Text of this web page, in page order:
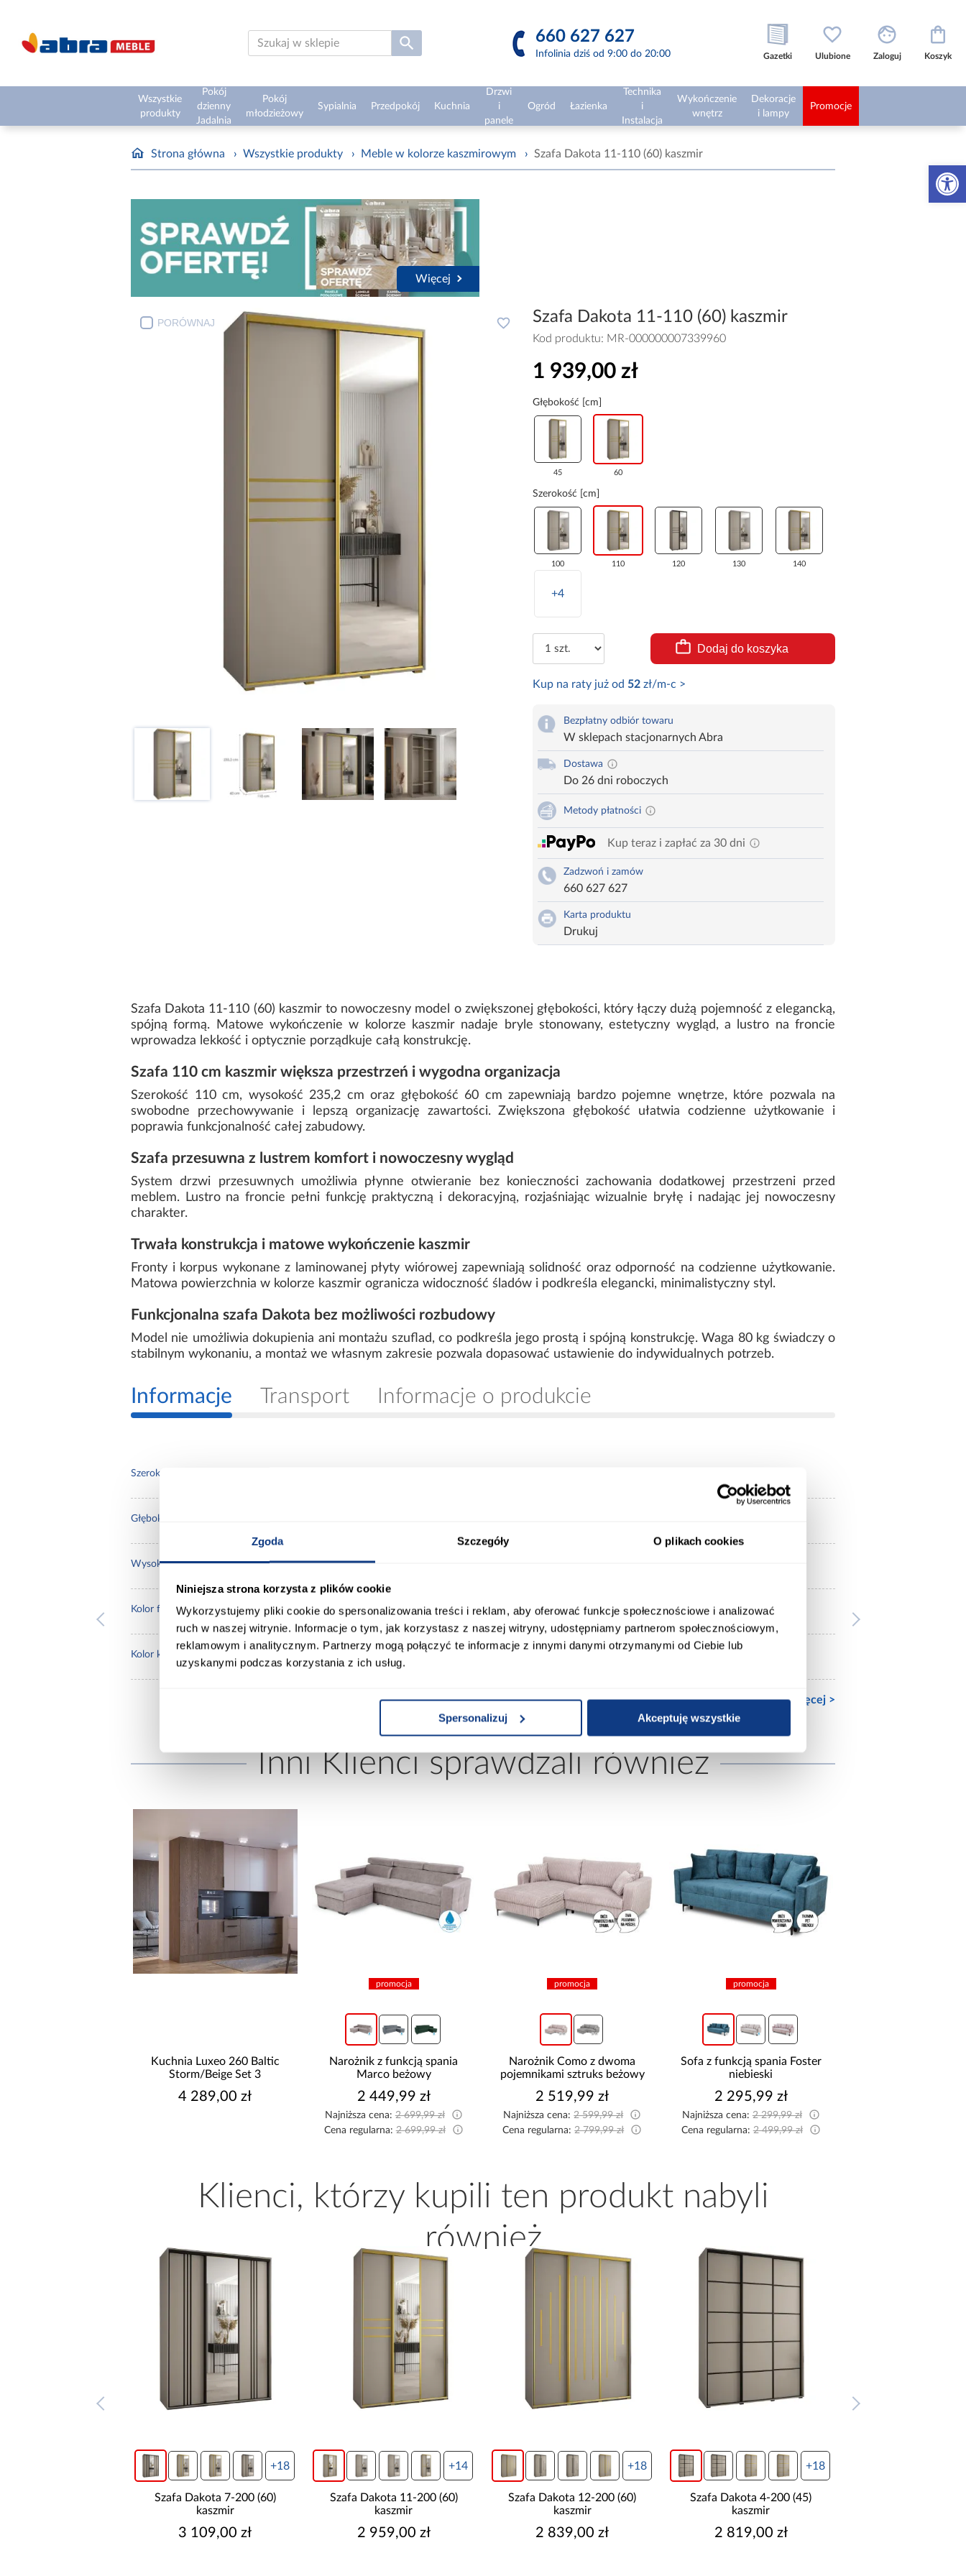
Zgoda Szczegóły O plikach cookies
Niniejsza strona korzysta z plików cookie
Wykorzystujemy pliki cookie do spersonalizowania treści i reklam, aby oferować funkcje społecznościowe i analizować
ruch w naszej witrynie. Informacje o tym, jak korzystasz z naszej witryny, udostępniamy partnerom społecznościowym,
reklamowym i analitycznym. Partnerzy mogą połączyć te informacje z innymi danymi otrzymanymi od Ciebie lub
uzyskanymi podczas korzystania z ich usług.
Spersonalizuj Akceptuję wszystkie
Otwórz
660 627 627
Infolinia dziś od 9:00 do 20:00 Gazetki Ulubione Zaloguj Koszyk
Wszystkie
produkty
Pokój
dzienny
Jadalnia
Pokój
młodzieżowy
Sypialnia Przedpokój Kuchnia
Drzwi
i
panele
Ogród Łazienka
Technika
i
Instalacja
Wykończenie
wnętrz
Dekoracje
i lampy
Promocje
Strona główna › Wszystkie produkty › Meble w kolorze kaszmirowym › Szafa Dakota 11-110 (60) kaszmir
Więcej
PORÓWNAJ Szafa Dakota 11-110 (60) kaszmir
Kod produktu: MR-000000007339960
1 939,00 zł
Głębokość [cm]
45 60
Szerokość [cm]
100 110 120 130 140
+4
Dodaj do koszyka
Kup na raty już od 52zł/m-c >
Bezpłatny odbiór towaru
W sklepach stacjonarnych Abra
Dostawa
Do 26 dni roboczych
Metody płatności
Kup teraz i zapłać za 30 dni
Zadzwoń i zamów
660 627 627
Karta produktu
Drukuj
Szafa Dakota 11-110 (60) kaszmir to nowoczesny model o zwiększonej głębokości, który łączy dużą pojemność z elegancką,
spójną formą. Matowe wykończenie w kolorze kaszmir nadaje bryle stonowany, estetyczny wygląd, a lustro na froncie
wprowadza lekkość i optycznie porządkuje całą konstrukcję.
Szafa 110 cm kaszmir większa przestrzeń i wygodna organizacja
Szerokość 110 cm, wysokość 235,2 cm oraz głębokość 60 cm zapewniają bardzo pojemne wnętrze, które pozwala na
swobodne przechowywanie i lepszą organizację zawartości. Zwiększona głębokość ułatwia codzienne użytkowanie i
poprawia funkcjonalność całej zabudowy.
Szafa przesuwna z lustrem komfort i nowoczesny wygląd
System drzwi przesuwnych umożliwia płynne otwieranie bez konieczności zachowania dodatkowej przestrzeni przed
meblem. Lustro na froncie pełni funkcję praktyczną i dekoracyjną, rozjaśniając wizualnie bryłę i nadając jej nowoczesny
charakter.
Trwała konstrukcja i matowe wykończenie kaszmir
Fronty i korpus wykonane z laminowanej płyty wiórowej zapewniają solidność oraz odporność na codzienne użytkowanie.
Matowa powierzchnia w kolorze kaszmir ogranicza widoczność śladów i podkreśla elegancki, minimalistyczny styl.
Funkcjonalna szafa Dakota bez możliwości rozbudowy
Model nie umożliwia dokupienia ani montażu szuflad, co podkreśla jego prostą i spójną konstrukcję. Waga 80 kg świadczy o
stabilnym wykonaniu, a montaż we własnym zakresie pozwala dopasować ustawienie do indywidualnych potrzeb.
Informacje Transport Informacje o produkcie
Szerokość [cm]:
Głębokość [cm]:
Wysokość [cm]: 235.20
Kolor frontów: kaszmir
Kolor korpusu: kaszmir
Wykończenie frontów: mat
Wykończenie korpusu:
Zobacz więcej >
Inni Klienci sprawdzali również
Kuchnia Luxeo 260 Baltic
Storm/Beige Set 3
4 289,00 zł
promocja
Narożnik z funkcją spania
Marco beżowy
2 449,99 zł
Najniższa cena:2 699,99 zł
Cena regularna:2 699,99 zł
promocja
Narożnik Como z dwoma
pojemnikami sztruks beżowy
2 519,99 zł
Najniższa cena:2 599,99 zł
Cena regularna:2 799,99 zł
promocja
Sofa z funkcją spania Foster
niebieski
2 295,99 zł
Najniższa cena:2 299,99 zł
Cena regularna:2 499,99 zł
Klienci, którzy kupili ten produkt nabyli
również
+18
Szafa Dakota 7-200 (60)
kaszmir
3 109,00 zł
+14
Szafa Dakota 11-200 (60)
kaszmir
2 959,00 zł
+18
Szafa Dakota 12-200 (60)
kaszmir
2 839,00 zł
+18
Szafa Dakota 4-200 (45)
kaszmir
2 819,00 zł